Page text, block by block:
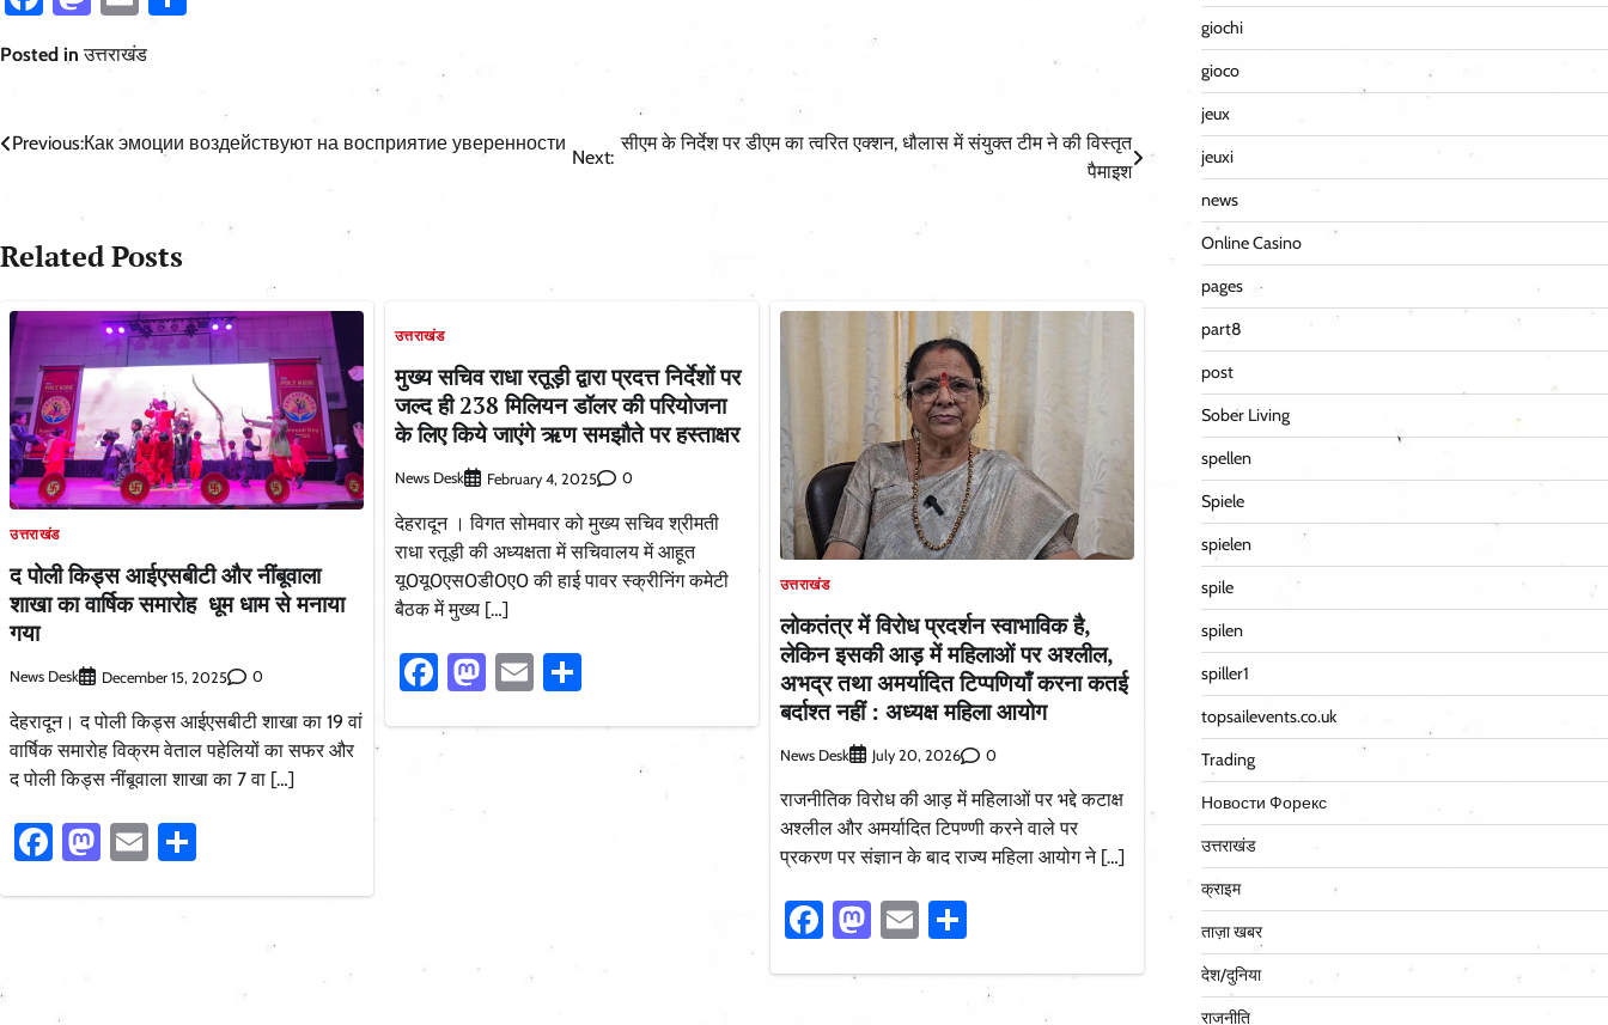
Posted inउत्तराखंड
Post
Previous:Как эмоции воздействуют на восприятие уверенности
Next:
सीएम के निर्देश पर डीएम का त्वरित एक्शन, धौलास में संयुक्त टीम ने की विस्तृत
पैमाइश
Related Posts
उत्तराखंड
द पोली किड्स आईएसबीटी और नींबूवाला
शाखा का वार्षिक समारोह धूम धाम से मनाया
गया
News Desk December 15, 2025 0
देहरादून। द पोली किड्स आईएसबीटी शाखा का 19 वां
वार्षिक समारोह विक्रम वेताल पहेलियों का सफर और
द पोली किड्स नींबूवाला शाखा का 7 वा […]
Facebook
Mastodon
Email
उत्तराखंड
मुख्य सचिव राधा रतूड़ी द्वारा प्रदत्त निर्देशों पर
जल्द ही 238 मिलियन डॉलर की परियोजना
के लिए किये जाएंगे ऋण समझौते पर हस्ताक्षर
News Desk February 4, 2025 0
देहरादून । विगत सोमवार को मुख्य सचिव श्रीमती
राधा रतूड़ी की अध्यक्षता में सचिवालय में आहूत
यू0यू0एस0डी0ए0 की हाई पावर स्क्रीनिंग कमेटी
बैठक में मुख्य […]
Facebook
Mastodon
EmailShare
उत्तराखंड
लोकतंत्र में विरोध प्रदर्शन स्वाभाविक है,
लेकिन इसकी आड़ में महिलाओं पर अश्लील,
अभद्र तथा अमर्यादित टिप्पणियाँ करना कतई
बर्दाश्त नहीं : अध्यक्ष महिला आयोग
News Desk July 20, 2026 0
​राजनीतिक विरोध की आड़ में महिलाओं पर भद्दे कटाक्ष
अश्लील और अमर्यादित टिपण्णी करने वाले पर
प्रकरण पर संज्ञान के बाद राज्य महिला आयोग ने […]
Facebook
Mastodon
EmailShare
giochi
gioco
jeux
jeuxi
news
Online Casino
pages
part8
post
Sober Living
spellen
Spiele
spielen
spile
spilen
spiller1
topsailevents.co.uk
Trading
Новости Форекс
उत्तराखंड
क्राइम
ताज़ा खबर
देश/दुनिया
राजनीति